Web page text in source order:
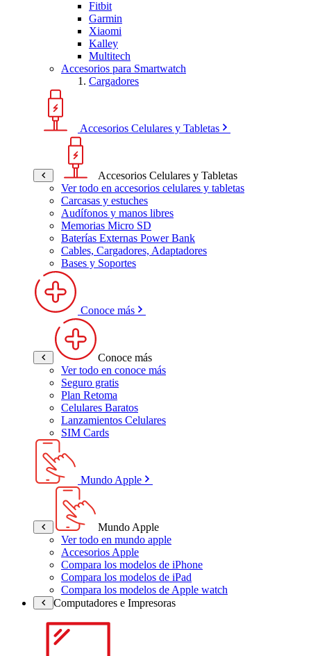
Fitbit
Garmin
Xiaomi
Kalley
Multitech
Accesorios para Smartwatch
Cargadores
Accesorios Celulares y Tabletas
Accesorios Celulares y Tabletas
Ver todo en accesorios celulares y tabletas
Carcasas y estuches
Audífonos y manos libres
Memorias Micro SD
Baterías Externas Power Bank
Cables, Cargadores, Adaptadores
Bases y Soportes
Conoce más
Conoce más
Ver todo en conoce más
Seguro gratis
Plan Retoma
Celulares Baratos
Lanzamientos Celulares
SIM Cards
Mundo Apple
Mundo Apple
Ver todo en mundo apple
Accesorios Apple
Compara los modelos de iPhone
Compara los modelos de iPad
Compara los modelos de Apple watch
Computadores e Impresoras